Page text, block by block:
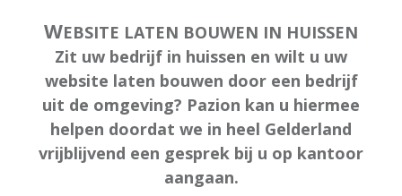
WEBSITE LATEN BOUWEN IN HUISSEN
Zit uw bedrijf in huissen en wilt u uw
website laten bouwen door een bedrijf
uit de omgeving? Pazion kan u hiermee
helpen doordat we in heel Gelderland
vrijblijvend een gesprek bij u op kantoor
aangaan.